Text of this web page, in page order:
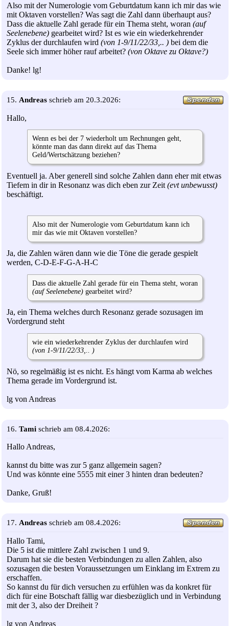
Also mit der Numerologie vom Geburtdatum kann ich mir das wie
mit Oktaven vorstellen? Was sagt die Zahl dann überhaupt aus?
Dass die aktuelle Zahl gerade für ein Thema steht, woran (auf
Seelenebene) gearbeitet wird? Ist es wie ein wiederkehrender
Zyklus der durchlaufen wird (von 1-9/11/22/33,.. ) bei dem die
Seele sich immer höher rauf arbeitet? (von Oktave zu Oktave?)
Danke! lg!
15. Andreas schrieb am 20.3.2026:
Hallo,
Wenn es bei der 7 wiederholt um Rechnungen geht,
könnte man das dann direkt auf das Thema
Geld/Wertschätzung beziehen?
Eventuell ja. Aber generell sind solche Zahlen dann eher mit etwas
Tiefem in dir in Resonanz was dich eben zur Zeit (evt unbewusst)
beschäftigt.
Also mit der Numerologie vom Geburtdatum kann ich
mir das wie mit Oktaven vorstellen?
Ja, die Zahlen wären dann wie die Töne die gerade gespielt
werden, C-D-E-F-G-A-H-C
Dass die aktuelle Zahl gerade für ein Thema steht, woran
(auf Seelenebene) gearbeitet wird?
Ja, ein Thema welches durch Resonanz gerade sozusagen im
Vordergrund steht
wie ein wiederkehrender Zyklus der durchlaufen wird
(von 1-9/11/22/33,.. )
Nö, so regelmäßig ist es nicht. Es hängt vom Karma ab welches
Thema gerade im Vordergrund ist.
lg von Andreas
16. Tami schrieb am 08.4.2026:
Hallo Andreas,
kannst du bitte was zur 5 ganz allgemein sagen?
Und was könnte eine 5555 mit einer 3 hinten dran bedeuten?
Danke, Gruß!
17. Andreas schrieb am 08.4.2026:
Hallo Tami,
Die 5 ist die mittlere Zahl zwischen 1 und 9.
Darum hat sie die besten Verbindungen zu allen Zahlen, also
sozusagen die besten Voraussetzungen um Einklang im Extrem zu
erschaffen.
So kannst du für dich versuchen zu erfühlen was da konkret für
dich für eine Botschaft fällig war diesbezüglich und in Verbindung
mit der 3, also der Dreiheit ?
lg von Andreas